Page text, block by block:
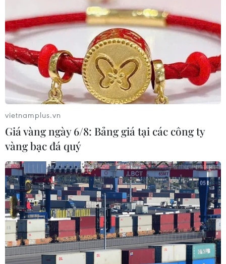
thiện sức khỏe, bảo vệ môi trường và kích thích
phát triển xã hội, ngày 3/6 hằng năm được Liên
hợp quốc chọn làm Ngày Xe đạp Thế giới.
vietnamplus.vn
Giá vàng ngày 6/8: Bảng giá tại các công ty
vàng bạc đá quý